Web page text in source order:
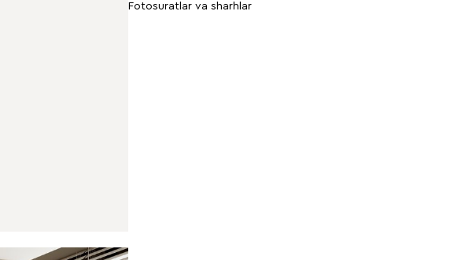
Fotosuratlar va sharhlar